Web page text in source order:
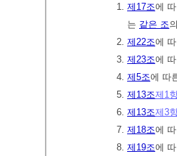
1. 제17조에
는 같은 조
2. 제22조에
3. 제23조에
4. 제5조에 따
5. 제13조제1
6. 제13조제3
7. 제18조에
8. 제19조에